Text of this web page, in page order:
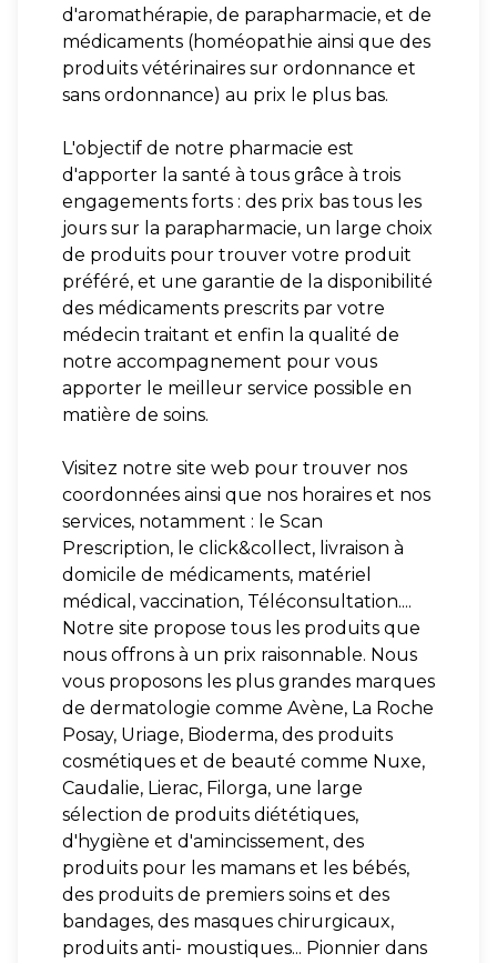
d'aromathérapie, de parapharmacie, et de
médicaments (homéopathie ainsi que des
produits vétérinaires sur ordonnance et
sans ordonnance) au prix le plus bas.
L'objectif de notre pharmacie est
d'apporter la santé à tous grâce à trois
engagements forts : des prix bas tous les
jours sur la parapharmacie, un large choix
de produits pour trouver votre produit
préféré, et une garantie de la disponibilité
des médicaments prescrits par votre
médecin traitant et enfin la qualité de
notre accompagnement pour vous
apporter le meilleur service possible en
matière de soins.
Visitez notre site web pour trouver nos
coordonnées ainsi que nos horaires et nos
services, notamment : le Scan
Prescription, le click&collect, livraison à
domicile de médicaments, matériel
médical, vaccination, Téléconsultation....
Notre site propose tous les produits que
nous offrons à un prix raisonnable. Nous
vous proposons les plus grandes marques
de dermatologie comme Avène, La Roche
Posay, Uriage, Bioderma, des produits
cosmétiques et de beauté comme Nuxe,
Caudalie, Lierac, Filorga, une large
sélection de produits diététiques,
d'hygiène et d'amincissement, des
produits pour les mamans et les bébés,
des produits de premiers soins et des
bandages, des masques chirurgicaux,
produits anti- moustiques... Pionnier dans